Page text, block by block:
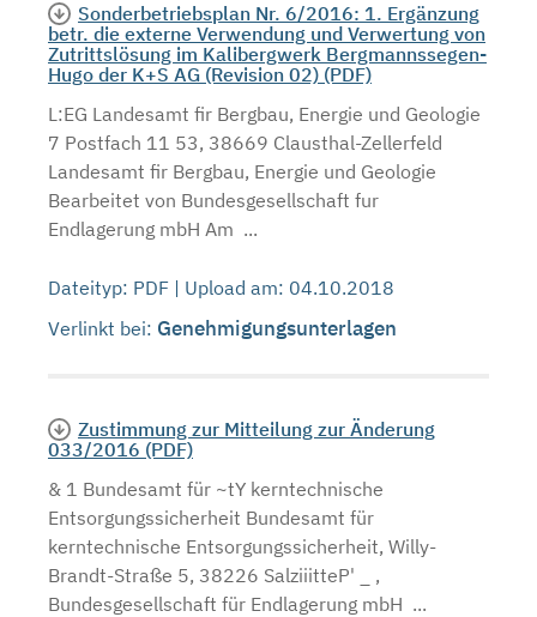
Sonderbetriebsplan Nr. 6/2016: 1. Ergänzung
betr. die externe Verwendung und Verwertung von
Zutrittslösung im Kalibergwerk Bergmannssegen-
Hugo der K+S AG (Revision 02) (PDF)
L:EG Landesamt fir Bergbau, Energie und Geologie
7 Postfach 11 53, 38669 Clausthal-Zellerfeld
Landesamt fir Bergbau, Energie und Geologie
Bearbeitet von Bundesgesellschaft fur
Endlagerung mbH Am ...
Dateityp: PDF | Upload am: 04.10.2018
Verlinkt bei: Genehmigungsunterlagen
Zustimmung zur Mitteilung zur Änderung
033/2016 (PDF)
& 1 Bundesamt für ~tY kerntechnische
Entsorgungssicherheit Bundesamt für
kerntechnische Entsorgungssicherheit, Willy-
Brandt-Straße 5, 38226 SalziiitteP' _ ,
Bundesgesellschaft für Endlagerung mbH ...